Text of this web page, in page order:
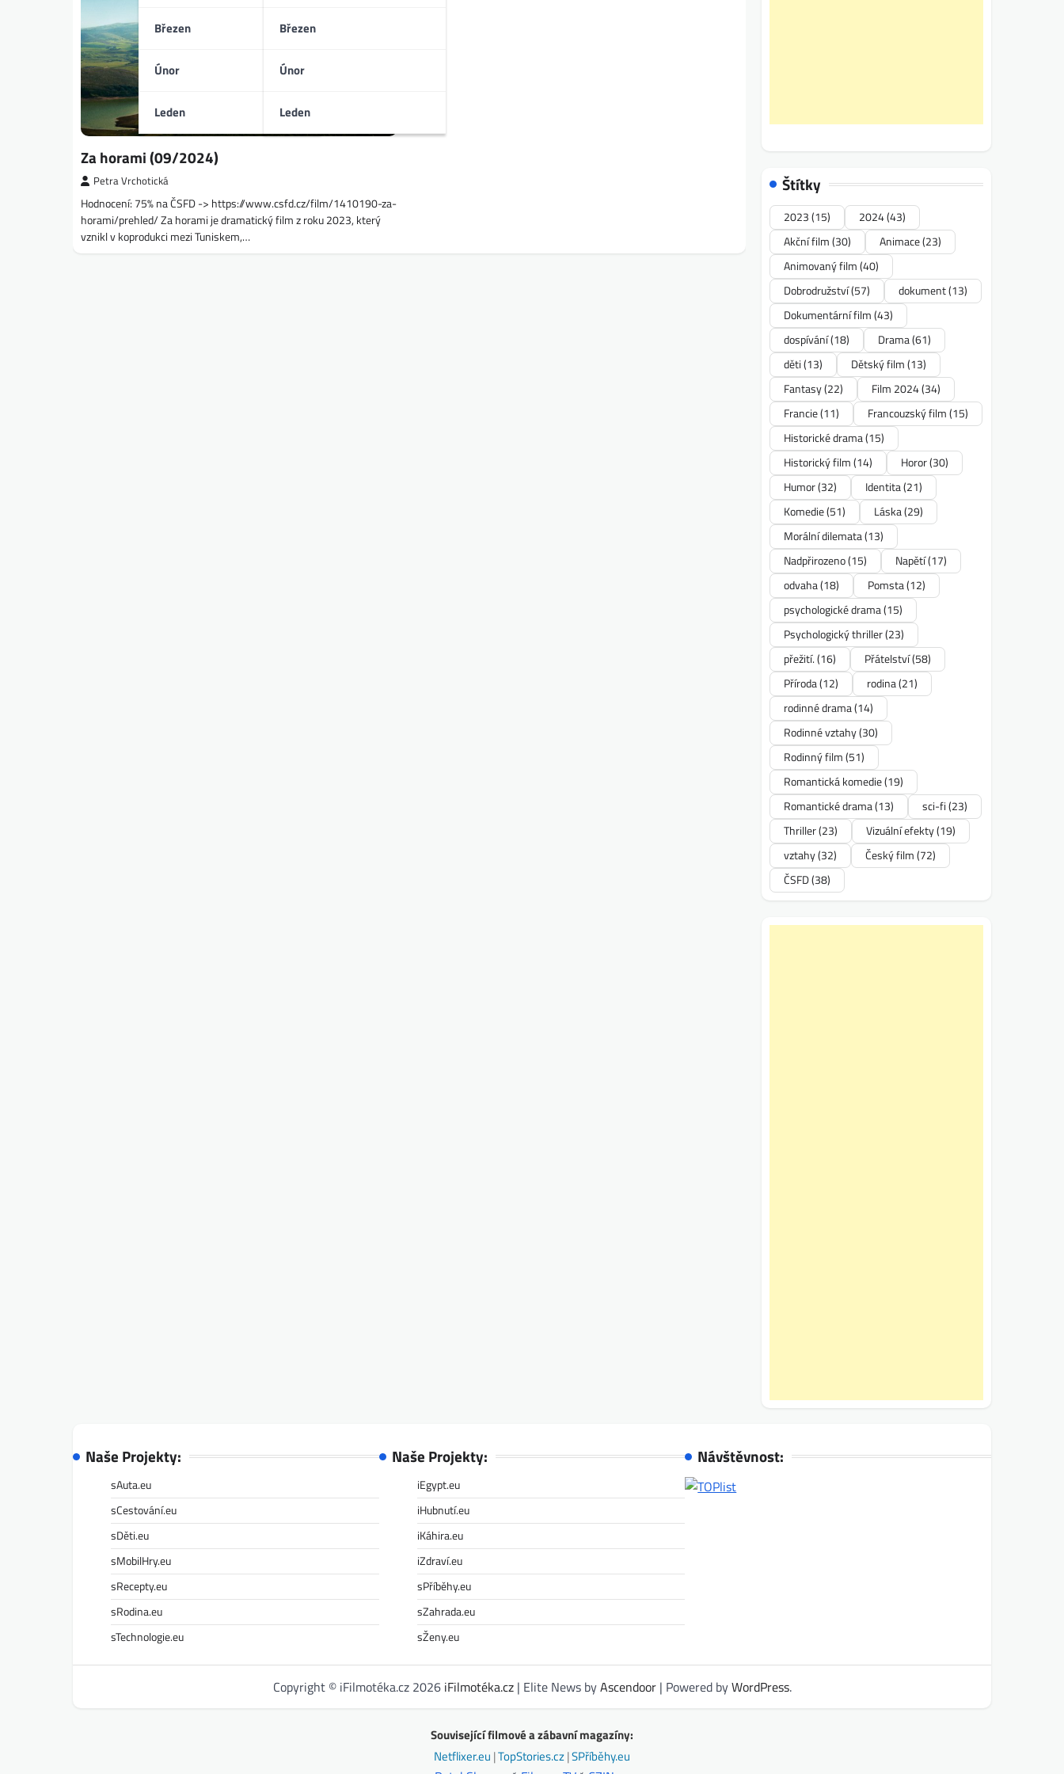
Březen
Únor
Leden
Březen
Únor
Leden
Za horami (09/2024)
Petra Vrchotická
Hodnocení: 75% na ČSFD -> https://www.csfd.cz/film/1410190-za-
horami/prehled/ Za horami je dramatický film z roku 2023, který
vznikl v koprodukci mezi Tuniskem,…
Štítky
2023(15) 2024(43)
Akční film(30) Animace(23)
Animovaný film(40)
Dobrodružství(57) dokument(13)
Dokumentární film(43)
dospívání(18) Drama(61)
děti(13) Dětský film(13)
Fantasy(22) Film 2024(34)
Francie(11) Francouzský film(15)
Historické drama(15)
Historický film(14) Horor(30)
Humor(32) Identita(21)
Komedie(51) Láska(29)
Morální dilemata(13)
Nadpřirozeno(15) Napětí(17)
odvaha(18) Pomsta(12)
psychologické drama(15)
Psychologický thriller(23)
přežití.(16) Přátelství(58)
Příroda(12) rodina(21)
rodinné drama(14)
Rodinné vztahy(30)
Rodinný film(51)
Romantická komedie(19)
Romantické drama(13) sci-fi(23)
Thriller(23) Vizuální efekty(19)
vztahy(32) Český film(72)
ČSFD(38)
Naše Projekty:
sAuta.eu
sCestování.eu
sDěti.eu
sMobilHry.eu
sRecepty.eu
sRodina.eu
sTechnologie.eu
Naše Projekty:
iEgypt.eu
iHubnutí.eu
iKáhira.eu
iZdraví.eu
sPříběhy.eu
sZahrada.eu
sŽeny.eu
Návštěvnost:
Copyright © iFilmotéka.cz 2026 iFilmotéka.cz| Elite News byAscendoor| Powered byWordPress.
Související filmové a zábavní magazíny:
Netflixer.eu |TopStories.cz|SPříběhy.eu